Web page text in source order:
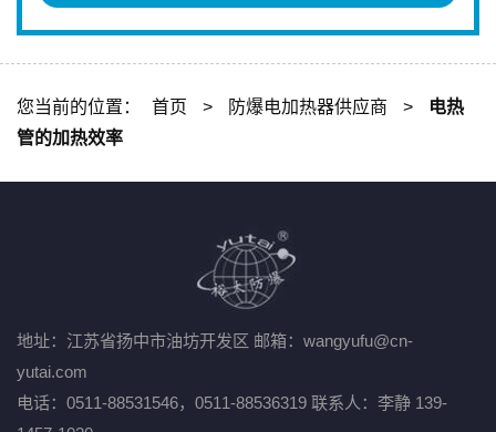
您当前的位置： 首页 > 防爆电加热器供应商 >
电热
管的加热效率
地址：江苏省扬中市油坊开发区 邮箱：wangyufu@cn-
yutai.com
电话：0511-88531546，0511-88536319 联系人：李静 139-